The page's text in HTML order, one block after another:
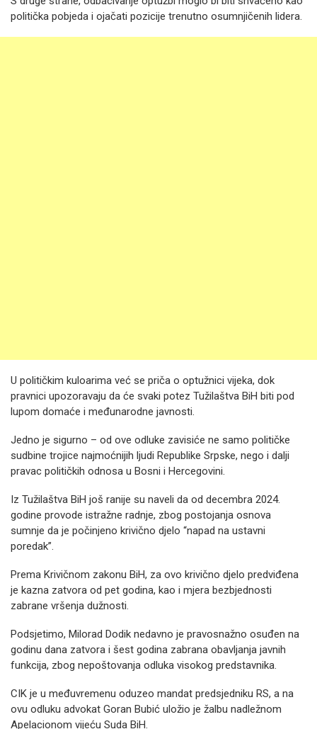
politička pobjeda i ojačati pozicije trenutno osumnjičenih lidera.
U političkim kuloarima već se priča o optužnici vijeka, dok
pravnici upozoravaju da će svaki potez Tužilaštva BiH biti pod
lupom domaće i međunarodne javnosti.
Jedno je sigurno – od ove odluke zavisiće ne samo političke
sudbine trojice najmoćnijih ljudi Republike Srpske, nego i dalji
pravac političkih odnosa u Bosni i Hercegovini.
Iz Tužilaštva BiH još ranije su naveli da od decembra 2024.
godine provode istražne radnje, zbog postojanja osnova
sumnje da je počinjeno krivično djelo “napad na ustavni
poredak”.
Prema Krivičnom zakonu BiH, za ovo krivično djelo predviđena
je kazna zatvora od pet godina, kao i mjera bezbjednosti
zabrane vršenja dužnosti.
Podsjetimo, Milorad Dodik nedavno je pravosnažno osuđen na
godinu dana zatvora i šest godina zabrana obavljanja javnih
funkcija, zbog nepoštovanja odluka visokog predstavnika.
CIK je u međuvremenu oduzeo mandat predsjedniku RS, a na
ovu odluku advokat Goran Bubić uložio je žalbu nadležnom
Apelacionom vijeću Suda BiH.